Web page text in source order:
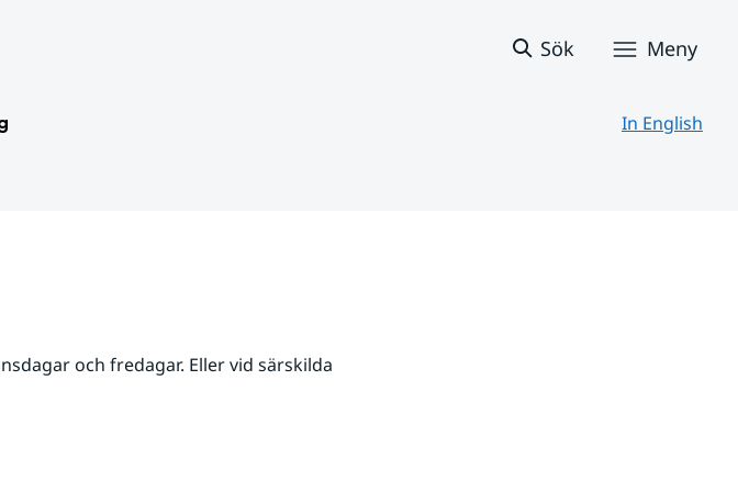
Sök Meny
In English
och fredagar. Eller vid särskilda